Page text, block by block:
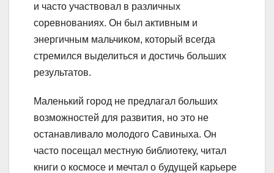
и часто участвовал в различных
соревнованиях. Он был активным и
энергичным мальчиком, который всегда
стремился выделиться и достичь больших
результатов.
Маленький город не предлагал больших
возможностей для развития, но это не
останавливало молодого Савиныха. Он
часто посещал местную библиотеку, читал
книги о космосе и мечтал о будущей карьере